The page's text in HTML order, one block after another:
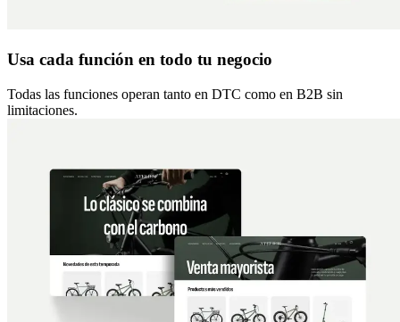
Usa cada función en todo tu negocio
Todas las funciones operan tanto en DTC como en B2B sin
limitaciones.